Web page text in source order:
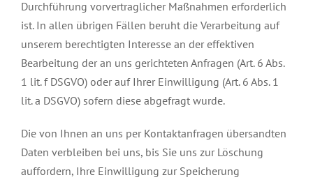
Durchführung vorvertraglicher Maßnahmen erforderlich
ist. In allen übrigen Fällen beruht die Verarbeitung auf
unserem berechtigten Interesse an der effektiven
Bearbeitung der an uns gerichteten Anfragen (Art. 6 Abs.
1 lit. f DSGVO) oder auf Ihrer Einwilligung (Art. 6 Abs. 1
lit. a DSGVO) sofern diese abgefragt wurde.
Die von Ihnen an uns per Kontaktanfragen übersandten
Daten verbleiben bei uns, bis Sie uns zur Löschung
auffordern, Ihre Einwilligung zur Speicherung